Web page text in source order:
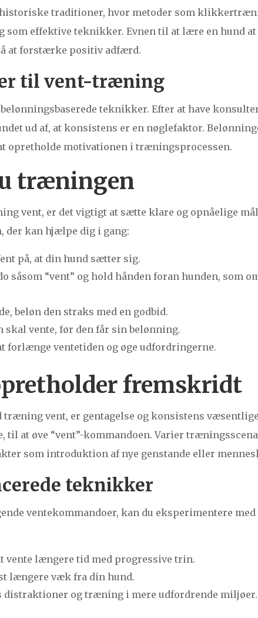
traditioner, hvor metoder som
som effektive teknikker. Evnen til at lære en hund
at forstærke positiv adfærd.
til vent-træning
teknikker. Efter at have
ud af, at konsistens er en nøglefaktor.
opretholde motivationen i træningsprocessen.
træningen
vent, er det vigtigt at sætte klare og opnåelige
der kan hjælpe dig i gang:
på, at din hund sætter sig.
såsom “vent” og hold hånden foran hunden, som
beløn den straks med en godbid.
skal vente, før den får sin belønning.
forlænge ventetiden og øge udfordringerne.
fremskridt
træning vent, er gentagelse og konsistens
til at øve “vent”-kommandoen. Varier
som introduktion af nye genstande eller
teknikker
ventekommandoer, kan du eksperimentere med
vente længere tid med progressive trin.
længere væk fra din hund.
distraktioner og træning i mere udfordrende miljøer.